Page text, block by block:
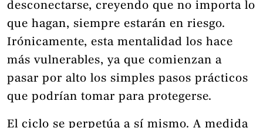
desconectarse, creyendo que no importa lo
que hagan, siempre estarán en riesgo.
Irónicamente, esta mentalidad los hace
más vulnerables, ya que comienzan a
pasar por alto los simples pasos prácticos
que podrían tomar para protegerse.
El ciclo se perpetúa a sí mismo. A medida